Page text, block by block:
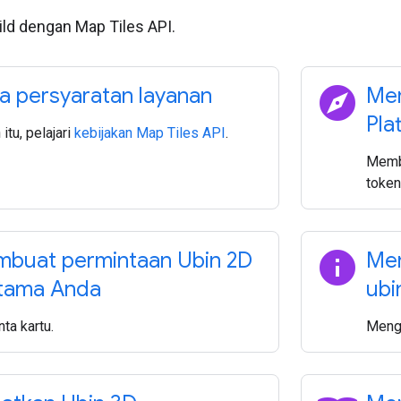
dengan Map Tiles API.
persyaratan layanan
itu, pelajari kebijakan Map Tiles API .
explore
permintaan Ubin 2D
Anda
kartu.
info